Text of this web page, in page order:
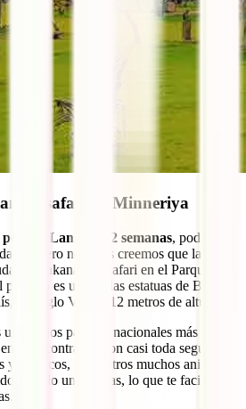
y safari en Minneriya
Sri Lanka de 2 semanas, podrías
pero nosotros creemos que las dos
de Aukana y el safari en el Parque
es una de las estatuas de Buda
del siglo V y de 12 metros de altura.
uno de los parques nacionales más
él encontrarás, con casi toda seguridad,
y macacos, entre otros muchos animales.
de solo unas horas, lo que te facilitará